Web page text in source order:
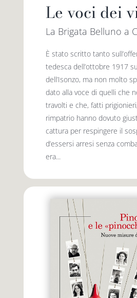
Le voci dei
La Brigata Belluno a
­­È stato scritto tanto
tedesca dell’ottobre 1917
dell’Isonzo, ma non molto
dato alla voce di quelli che
travolti e che, fatti
rimpatrio hanno dovuto
cattura per respingere il
d’essersi arresi senza
era...